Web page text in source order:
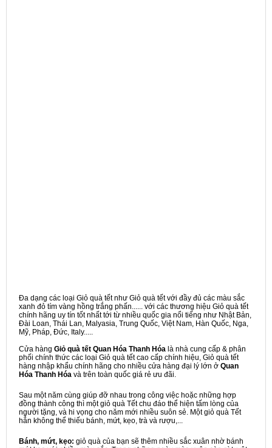
Đa dạng các loại Giỏ quà tết như Giỏ quà tết với đầy đủ các màu sắc
xanh đỏ tím vàng hồng trắng phấn...... với các thương hiệu Giỏ quà tết
chính hãng uy tín tốt nhất tới từ nhiều quốc gia nổi tiếng như Nhật Bản,
Đài Loan, Thái Lan, Malyasia, Trung Quốc, Việt Nam, Hàn Quốc, Nga,
Mỹ, Pháp, Đức, Italy.....
Cửa hàng Giỏ quà tết Quan Hóa Thanh Hóa là nhà cung cấp & phân
phối chính thức các loại Giỏ quà tết cao cấp chính hiệu, Giỏ quà tết
hàng nhập khẩu chính hãng cho nhiều cửa hàng đại lý lớn ở Quan
Hóa Thanh Hóa và trên toàn quốc giá rẻ ưu đãi.
Sau một năm cùng giúp đỡ nhau trong công việc hoặc những hợp
đồng thành công thì một giỏ quà Tết chu đáo thể hiện tấm lòng của
người tặng, và hi vọng cho năm mới nhiều suôn sẻ. Một giỏ quà Tết
hẳn không thể thiếu bánh, mứt, kẹo, trà và rượu,...
Bánh, mứt, kẹo: giỏ quà của bạn sẽ thêm nhiều sắc xuân nhờ bánh